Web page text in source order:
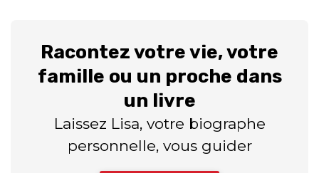
Racontez votre vie, votre
famille ou un proche dans
un livre
Laissez Lisa, votre biographe
personnelle, vous guider